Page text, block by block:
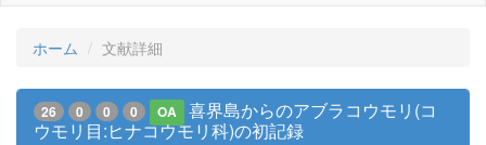
ホーム 文献詳細
26 0 0 0 OA
喜界島からのアブラコウモリ(コ
ウモリ目:ヒナコウモリ科)の初記録